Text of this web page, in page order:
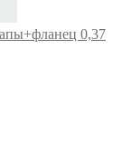
0,37